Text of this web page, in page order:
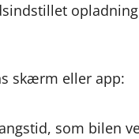
skærm eller app:
som bilen